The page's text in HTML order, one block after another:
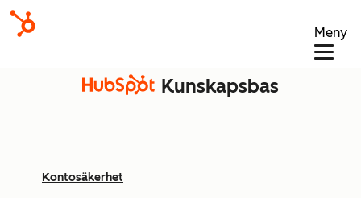
Meny
Kunskapsbas
Kontosäkerhet